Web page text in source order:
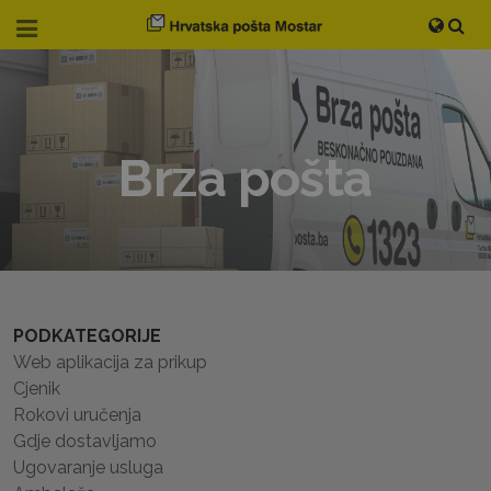
Brza pošta
PODKATEGORIJE
Web aplikacija za prikup
Cjenik
Rokovi uručenja
Gdje dostavljamo
Ugovaranje usluga